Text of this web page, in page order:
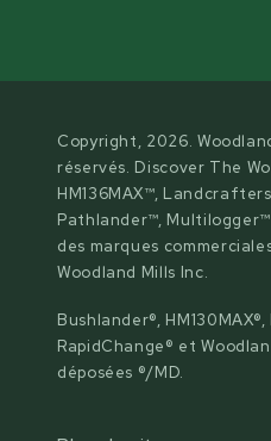
Copyright, 2026.
réservés. Discover The
HM136MAX™,
Pathlander™,
des marques
Woodland Mills Inc.
Bushlander®,
RapidChange® et
déposées ®/MD.